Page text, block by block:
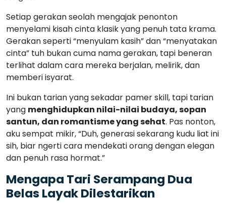
Setiap gerakan seolah mengajak penonton
menyelami kisah cinta klasik yang penuh tata krama.
Gerakan seperti “menyulam kasih” dan “menyatakan
cinta” tuh bukan cuma nama gerakan, tapi beneran
terlihat dalam cara mereka berjalan, melirik, dan
memberi isyarat.
Ini bukan tarian yang sekadar pamer skill, tapi tarian
yang menghidupkan nilai-nilai budaya, sopan
santun, dan romantisme yang sehat. Pas nonton,
aku sempat mikir, “Duh, generasi sekarang kudu liat ini
sih, biar ngerti cara mendekati orang dengan elegan
dan penuh rasa hormat.”
Mengapa Tari Serampang Dua
Belas Layak Dilestarikan